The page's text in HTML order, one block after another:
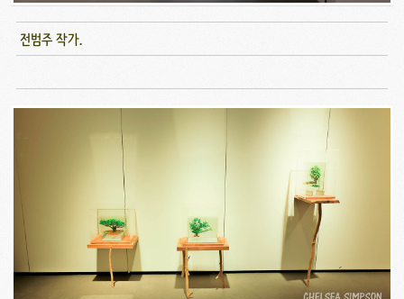
전범주 작가.